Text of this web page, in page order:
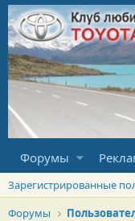
Форумы
Зарегистрированные
Форумы